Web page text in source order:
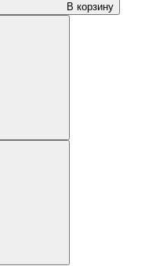
В корзину